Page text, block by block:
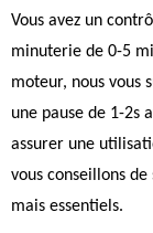
Vous avez un
minuterie de 0-5
moteur, nous vous
une pause de 1-2s
assurer une
vous conseillons
mais essentiels.